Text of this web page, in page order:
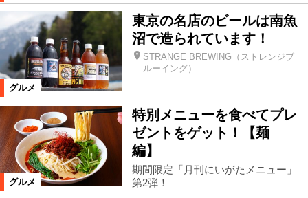
グルメ
東京の名店のビールは南魚
沼で造られています！
STRANGE BREWING（ストレンジブ
ルーイング）
グルメ
特別メニューを食べてプレ
ゼントをゲット！【麺
編】
期間限定「月刊にいがたメニュー」
第2弾！